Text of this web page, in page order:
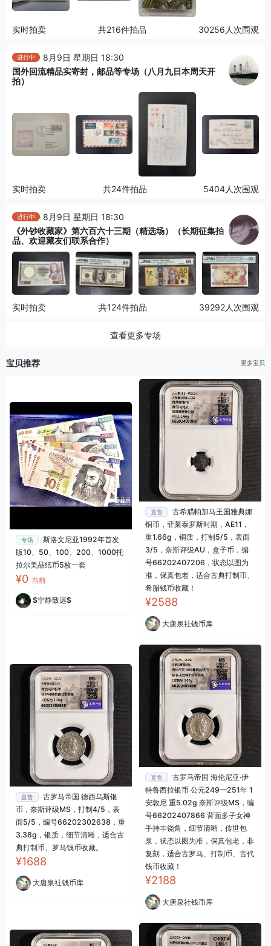
实时拍卖 共216件拍品 30256人次围观
进行中
8月9日 星期日 18:30
国外回流精品实寄封，邮品等专场（八月九日本周天开
拍）
实时拍卖 共24件拍品 5404人次围观
进行中
8月9日 星期日 18:30
《外钞收藏家》第六百六十三期（精选场）（长期征集拍
品、欢迎藏友们联系合作）
实时拍卖 共124件拍品 39292人次围观
查看更多专场
宝贝推荐 更多宝贝
专场
斯洛文尼亚1992年首发
版10、50、100、200、1000托
拉尔美品纸币5枚一套
¥0 当前
$宁静致远$
直售
古希腊帕加马王国雅典娜
铜币，菲莱泰罗斯时期，AE11，
重1.66g，铜质，打制5/5，表面
3/5，奈斯评级AU，盒子币，编
号66202407206，状态以图为
准，保真包老，适合古典打制币、
希腊钱币收藏！
¥2588
大唐泉社钱币库
直售
古罗马帝国 德西乌斯银
币，奈斯评级MS，打制4/5，表
面5/5，编号66202302638，重
3.38g，银质，细节清晰，适合古
典打制币、罗马钱币收藏。
¥1688
大唐泉社钱币库
直售
古罗马帝国 海伦尼亚·伊
特鲁西拉银币 公元249—251年 1
安敦尼 重5.02g 奈斯评级MS，编
号66202407866 背面多子女神
手持丰饶角，细节清晰，传世包
浆，状态以图为准，保真包老，非
复刻，适合古罗马、打制币、古代
钱币收藏！
¥2188
大唐泉社钱币库